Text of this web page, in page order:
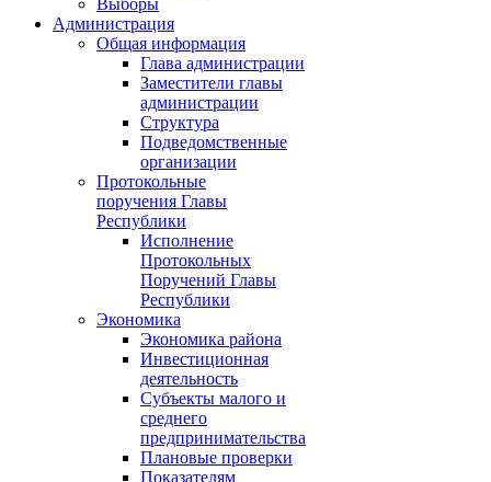
Выборы
Администрация
Общая информация
Глава администрации
Заместители главы
администрации
Структура
Подведомственные
организации
Протокольные
поручения Главы
Республики
Исполнение
Протокольных
Поручений Главы
Республики
Экономика
Экономика района
Инвестиционная
деятельность
Субъекты малого и
среднего
предпринимательства
Плановые проверки
Показателям